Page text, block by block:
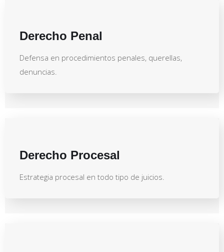
Derecho Penal
Defensa en procedimientos penales, querellas,
denuncias.
Derecho Procesal
Estrategia procesal en todo tipo de juicios.